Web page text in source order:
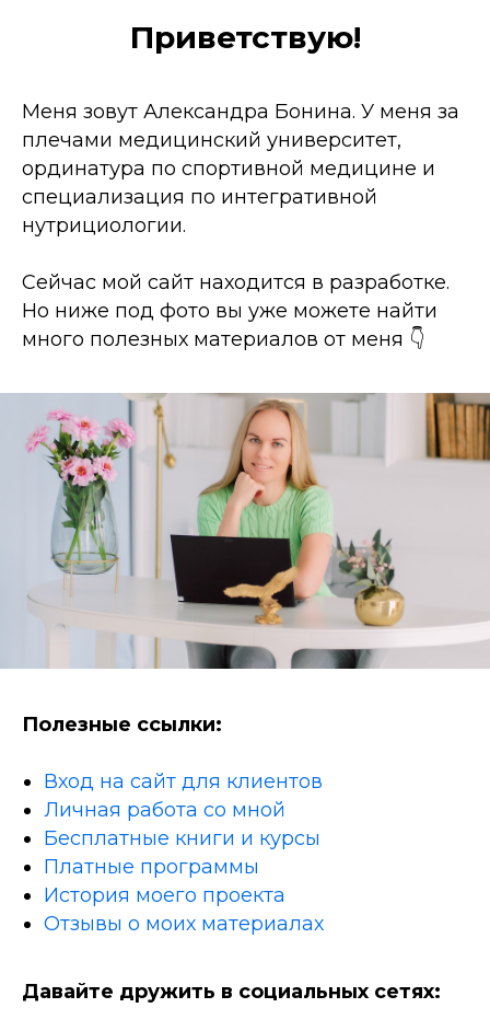
Приветствую!
Меня зовут Александра Бонина. У меня за
плечами медицинский университет,
ординатура по спортивной медицине и
специализация по интегративной
нутрициологии.
Сейчас мой сайт находится в разработке.
Но ниже под фото вы уже можете найти
много полезных материалов от меня 👇
Полезные ссылки:
Вход на сайт для клиентов
Личная работа со мной
Бесплатные книги и курсы
Платные программы
История моего проекта
Отзывы о моих материалах
Давайте дружить в социальных сетях: